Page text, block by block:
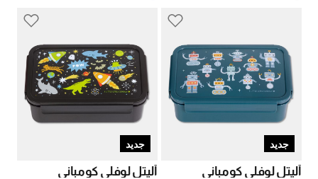
جديد
أليتل لوفلي كومباني
جديد
أليتل لوفلي كومباني